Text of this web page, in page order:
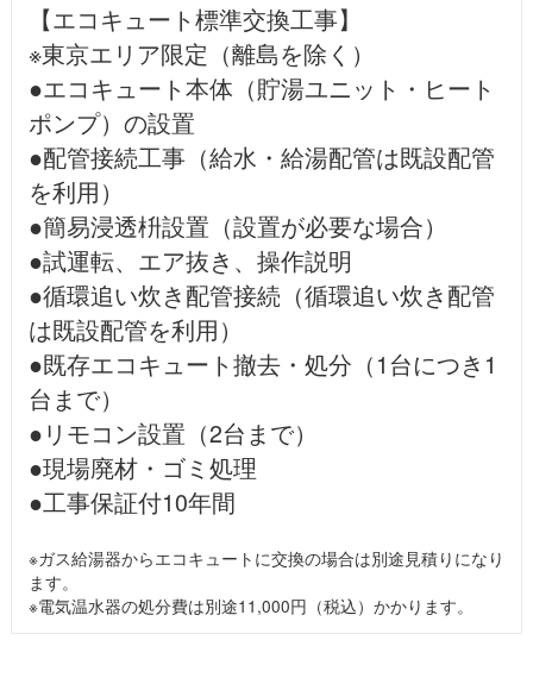
【エコキュート標準交換工事】
※東京エリア限定（離島を除く）
●エコキュート本体（貯湯ユニット・ヒート
ポンプ）の設置
●配管接続工事（給水・給湯配管は既設配管
を利用）
●簡易浸透枡設置（設置が必要な場合）
●試運転、エア抜き、操作説明
●循環追い炊き配管接続（循環追い炊き配管
は既設配管を利用）
●既存エコキュート撤去・処分（1台につき1
台まで）
●リモコン設置（2台まで）
●現場廃材・ゴミ処理
●工事保証付10年間
※ガス給湯器からエコキュートに交換の場合は別途見積りになり
ます。
※電気温水器の処分費は別途11,000円（税込）かかります。